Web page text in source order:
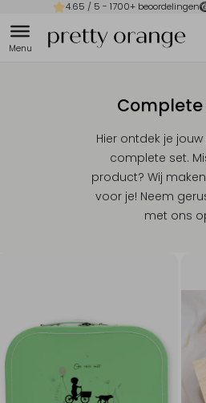
4.65 / 5 - 1700+ beoordelingen
Complete
Hier ontdek je
complete set.
product? Wij
voor je! Neem
met ons